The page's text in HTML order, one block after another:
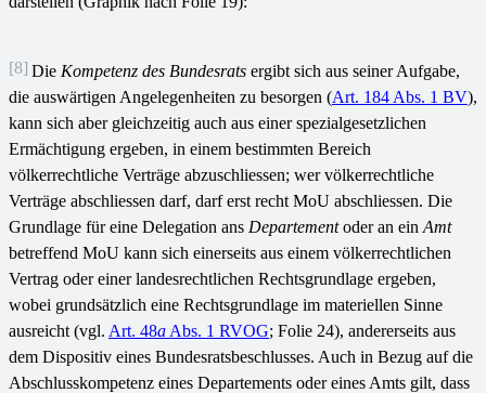
[8] Die Kompetenz des Bundesrats ergibt sich aus seiner Aufgabe,
die auswärtigen Angelegenheiten zu besorgen (Art. 184 Abs. 1 BV),
kann sich aber gleichzeitig auch aus einer spezialgesetzlichen
Ermächtigung ergeben, in einem bestimmten Bereich
völkerrechtliche Verträge abzuschliessen; wer völkerrechtliche
Verträge abschliessen darf, darf erst recht MoU abschliessen. Die
Grundlage für eine Delegation ans Departementoder an ein Amt
betreffend MoU kann sich einerseits aus einem völkerrechtlichen
Vertrag oder einer landesrechtlichen Rechtsgrundlage ergeben,
wobei grundsätzlich eine Rechtsgrundlage im materiellen Sinne
ausreicht (vgl. Art. 48a Abs. 1 RVOG; Folie 24), andererseits aus
dem Dispositiv eines Bundesratsbeschlusses. Auch in Bezug auf die
Abschlusskompetenz eines Departements oder eines Amts gilt, dass